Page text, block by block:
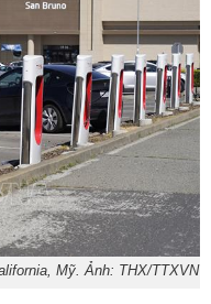
Mỹ. Ảnh: THX/TTXVN